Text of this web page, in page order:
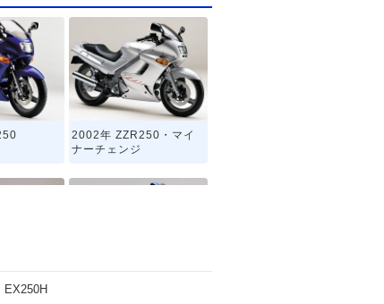
2002年 ZZR250・マイ
ナーチェンジ
EX250H